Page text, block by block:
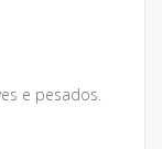
e pesados.